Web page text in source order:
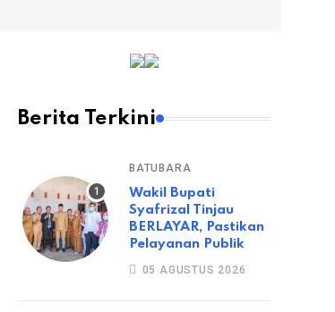
Berita Terkini
BATUBARA
Wakil Bupati
Syafrizal Tinjau
BERLAYAR, Pastikan
Pelayanan Publik
05 AGUSTUS 2026